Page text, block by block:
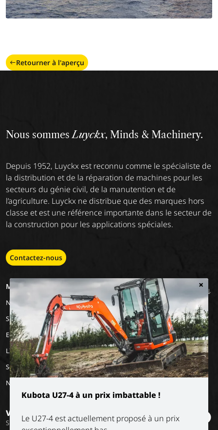
Retourner à l'aperçu
×
Kubota U27-4 à un prix imbattable !
Le U27-4 est actuellement proposé à un prix
Nous sommesLuyckx, Minds & Machinery.
Depuis 1952, Luyckx est reconnu comme le spécialiste de
la distribution et de la réparation de machines pour les
secteurs du génie civil, de la manutention et de
l’agriculture. Luyckx ne distribue que des marques hors
classe et est une référence importante dans le secteur de
la construction pour les applications spéciales.
Contactez-nous
MACHINERY
Nos marques
Special Applications
Eco Applications
LX Used Equipment
Sociétés de location
New old stock
EMPLOIS
Travailler chez Luyckx
Stage/emploi de
vacances
A PROPOS DE
NOUS
Notre vision
Notre mission
L'histoire
Vous voulez rester informé ?
Suivez nos réseaux sociaux